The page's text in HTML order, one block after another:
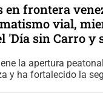
en frontera
vial,
'Día sin Carro y
la apertura
y ha fortalecido la